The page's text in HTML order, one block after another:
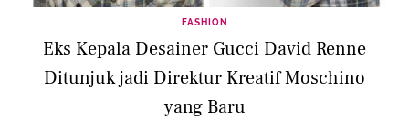
FASHION
Eks Kepala Desainer Gucci David Renne
Ditunjuk jadi Direktur Kreatif Moschino
yang Baru